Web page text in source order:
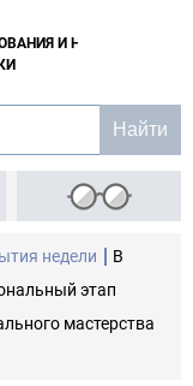
И НАУКИ
недели
В
этап
мастерства